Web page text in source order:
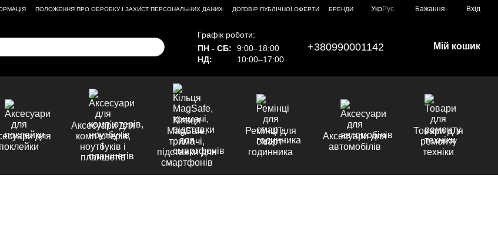
ПОЛОЖЕННЯ ПРО ОБРОБКУ І ЗАХИСТ ПЕРСОНАЛЬНИХ ДАНИХ ДОГОВІР ПУБЛІЧНОЇ ОФЕРТИ
БРЕНДИ
УкрРус Бажання Вхід
Графік роботи:
ПН - СБ:
9:00–18:00
НД:
10:00–17:00
+380990001142 Мій кошик
для
поклейки
Аксесуари для
комп'ютерів,
ноутбуків і
планшетів
Кільця
MagSafe,
тримачі,
підставки для
смартфонів
Ремінці для
смарт-
годинника
Аксесуари для
автомобілів
Товари для
ремонту
техніки